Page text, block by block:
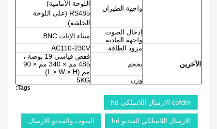
واجهة الطيران
اللوحة الأمامية)
RS485 (على اللوحة
الخلفية)
إدخال الصوت
واجهة المادية
ميناء الإناث BNC
الآخرين
مزود الطاقة AC110-230V
بحجم
قفص قياسي 19 بوصة ،
485 مم × 340 مم × 90
مم (L × W × H)
وزن
5KG
Tags:
cofdm الارسال اللاسلكي hd
الارسال اللاسلكي الفيديو hd الصوت والفيديو الارسال